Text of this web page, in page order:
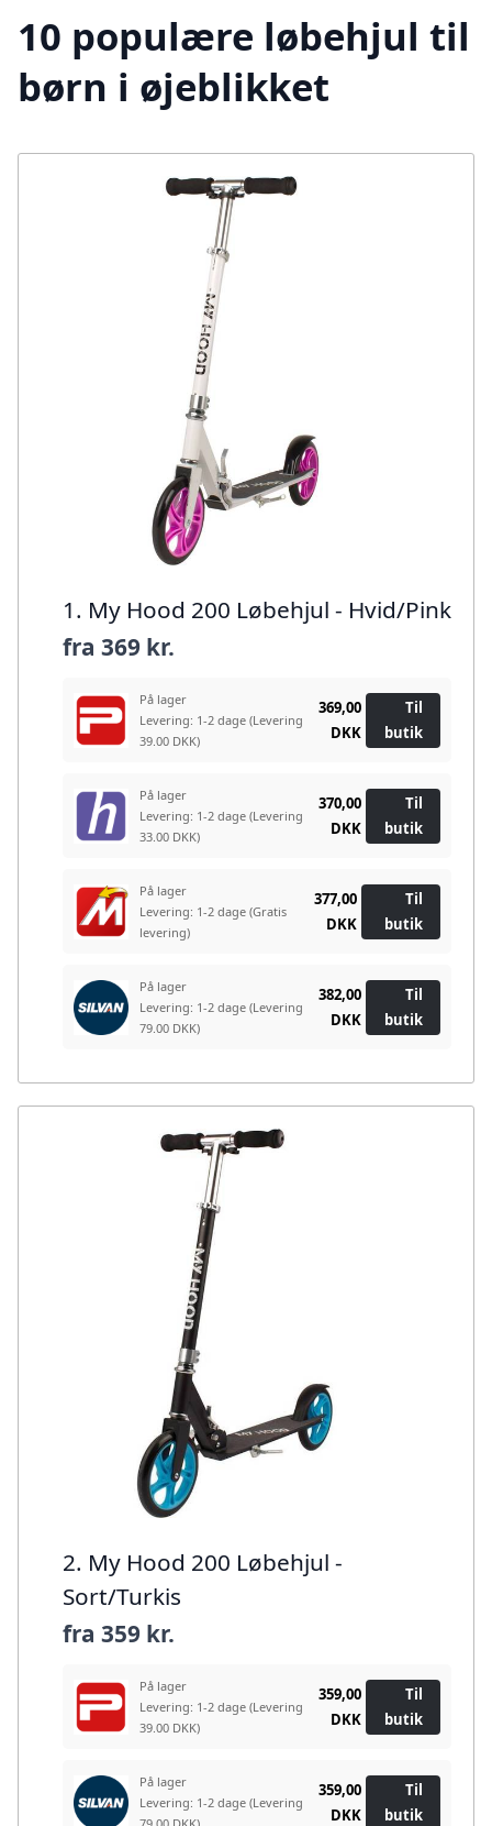
10 populære løbehjul til
børn i øjeblikket
1. My Hood 200 Løbehjul - Hvid/Pink
fra 369 kr.
På lager
Levering: 1-2 dage (Levering
39.00 DKK)
369,00
DKK
Til
butik
På lager
Levering: 1-2 dage (Levering
33.00 DKK)
370,00
DKK
Til
butik
På lager
Levering: 1-2 dage (Gratis
levering)
377,00
DKK
Til
butik
På lager
Levering: 1-2 dage (Levering
79.00 DKK)
382,00
DKK
Til
butik
2. My Hood 200 Løbehjul -
Sort/Turkis
fra 359 kr.
På lager
Levering: 1-2 dage (Levering
39.00 DKK)
359,00
DKK
Til
butik
På lager
Levering: 1-2 dage (Levering
359,00
DKK
Til
butik